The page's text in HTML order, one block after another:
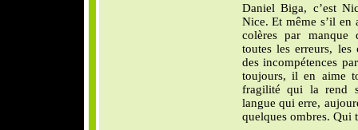
Daniel Biga, c’est
Nice. Et même s’il en
colères par manque
toutes les erreurs, les
des incompétences
toujours, il en aime
fragilité qui la rend
langue qui erre,
quelques ombres. Qui